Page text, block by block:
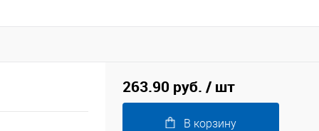
263.90 руб. / шт
В корзину